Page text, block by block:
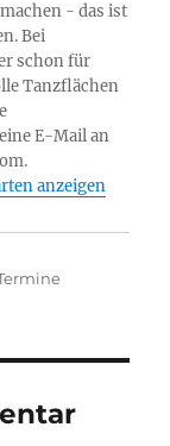
- das ist
Bei
schon für
Tanzflächen
E-Mail an
anzeigen